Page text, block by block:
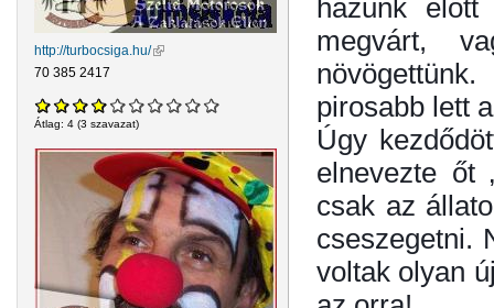
http://turbocsiga.hu/(külső hivatkozás)
70 385 2417
Átlag: 4 (3 szavazat)
házunk
megvárt,
pirosabb lett
Úgy
elnevezte őt
csak az
cseszegetni.
voltak olyan